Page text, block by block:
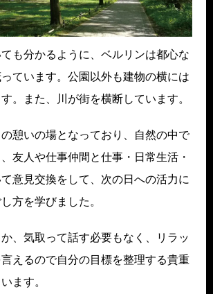
も分かるように、ベルリンは都心な
ています。公園以外も建物の横には
。また、川が街を横断しています。
憩いの場となっており、自然の中で
友人や仕事仲間と仕事・日常生活・
意見交換をして、次の日への活力に
方を学びました。
、気取って話す必要もなく、リラッ
えるので自分の目標を整理する貴重
ます。